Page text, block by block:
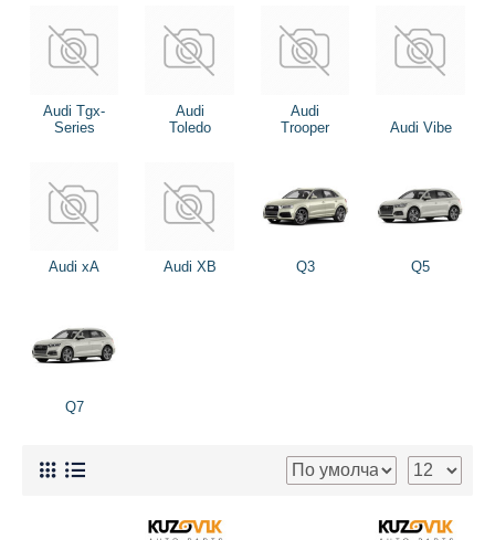
Audi Tgx-
Series
Audi
Toledo
Audi
Trooper
Audi Vibe
Audi xA Audi XB Q3 Q5
Q7